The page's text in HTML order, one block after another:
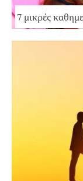
7 μικρές